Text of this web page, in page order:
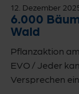
12. Dezember
6.000
Wald
Pflanzaktion
EVO / Jeder
Versprechen